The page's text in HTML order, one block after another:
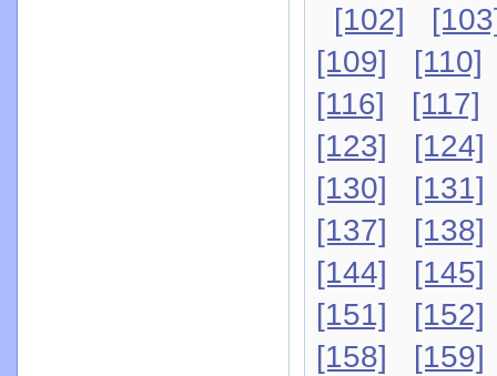
[102]
[109]
[110]
[116]
[117]
[123]
[124]
[130]
[131]
[137]
[138]
[144]
[145]
[151]
[152]
[158]
[159]